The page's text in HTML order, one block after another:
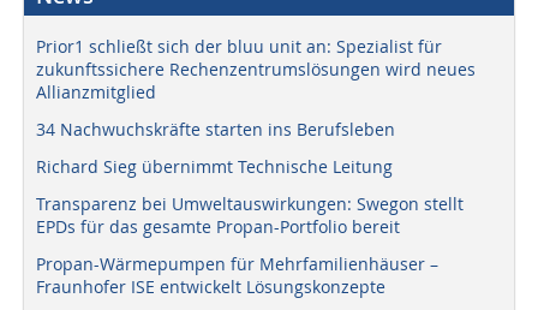
Prior1 schließt sich der bluu unit an: Spezialist für
zukunftssichere Rechenzentrumslösungen wird neues
Allianzmitglied
34 Nachwuchskräfte starten ins Berufsleben
Richard Sieg übernimmt Technische Leitung
Transparenz bei Umweltauswirkungen: Swegon stellt
EPDs für das gesamte Propan-Portfolio bereit
Propan-Wärmepumpen für Mehrfamilienhäuser –
Fraunhofer ISE entwickelt Lösungskonzepte